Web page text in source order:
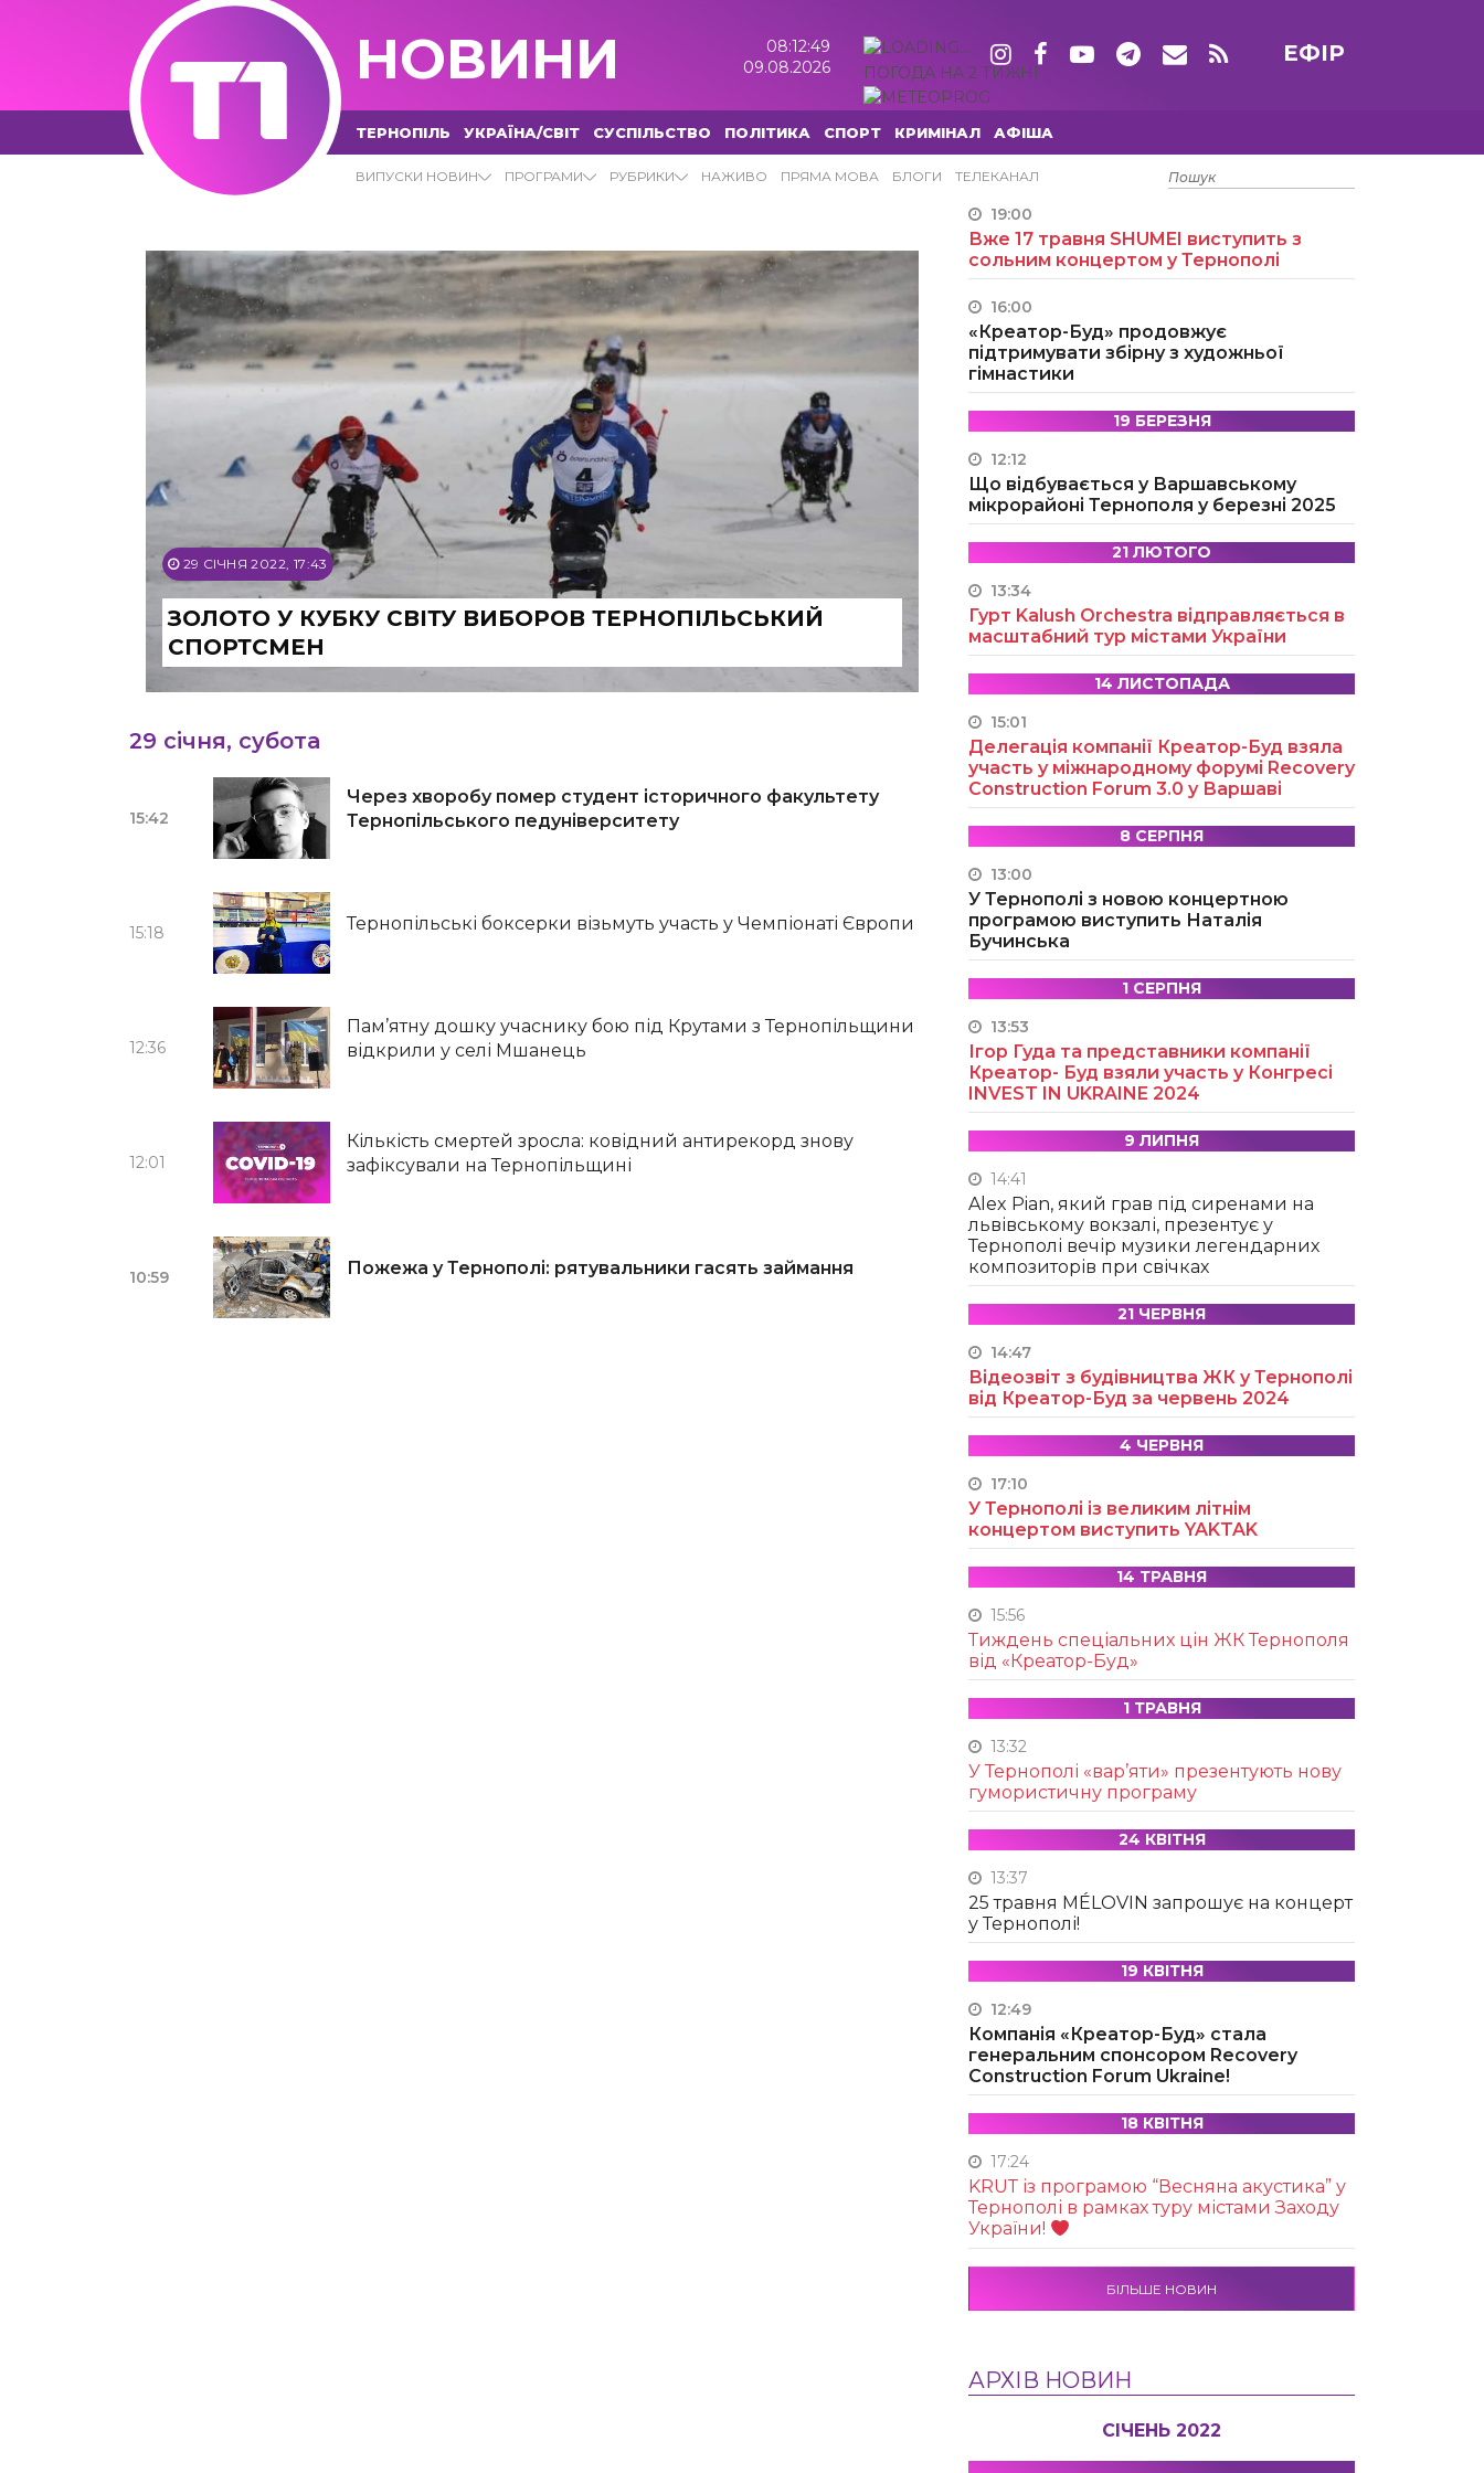
НОВИНИ
08:12:50
09.08.2026
ПОГОДА НА 2 ТИЖНІ
ЕФІР
ТЕРНОПІЛЬ УКРАЇНА/СВІТ СУСПІЛЬСТВО ПОЛІТИКА СПОРТ КРИМІНАЛ АФІША
ВИПУСКИ НОВИН ПРОГРАМИ РУБРИКИ НАЖИВО ПРЯМА МОВА БЛОГИ ТЕЛЕКАНАЛ
29.01.2022 - Т1 НОВИНИ
29 СІЧНЯ 2022, 17:43
ЗОЛОТО У КУБКУ СВІТУ ВИБОРОВ ТЕРНОПІЛЬСЬКИЙ
СПОРТСМЕН
29 січня, субота
15:42
Через хворобу помер студент історичного факультету
Тернопільського педуніверситету
15:18 Тернопільські боксерки візьмуть участь у Чемпіонаті Європи
12:36
Пам’ятну дошку учаснику бою під Крутами з Тернопільщини
відкрили у селі Мшанець
12:01
Кількість смертей зросла: ковідний антирекорд знову
зафіксували на Тернопільщині
10:59 Пожежа у Тернополі: рятувальники гасять займання
15 ТРАВНЯ
19:00
Вже 17 травня SHUMEI виступить з
сольним концертом у Тернополі
16:00
«Креатор-Буд» продовжує
підтримувати збірну з художньої
гімнастики
19 БЕРЕЗНЯ
12:12
Що відбувається у Варшавському
мікрорайоні Тернополя у березні 2025
21 ЛЮТОГО
13:34
Гурт Kalush Orchestra відправляється в
масштабний тур містами України
14 ЛИСТОПАДА
15:01
Делегація компанії Креатор-Буд взяла
участь у міжнародному форумі Recovery
Construction Forum 3.0 у Варшаві
8 СЕРПНЯ
13:00
У Тернополі з новою концертною
програмою виступить Наталія
Бучинська
1 СЕРПНЯ
13:53
Ігор Гуда та представники компанії
Креатор- Буд взяли участь у Конгресі
INVEST IN UKRAINE 2024
9 ЛИПНЯ
14:41
Alex Pian, який грав під сиренами на
львівському вокзалі, презентує у
Тернополі вечір музики легендарних
композиторів при свічках
21 ЧЕРВНЯ
14:47
Відеозвіт з будівництва ЖК у Тернополі
від Креатор-Буд за червень 2024
4 ЧЕРВНЯ
17:10
У Тернополі із великим літнім
концертом виступить YAKTAK
14 ТРАВНЯ
15:56
Тиждень спеціальних цін ЖК Тернополя
від «Креатор-Буд»
1 ТРАВНЯ
13:32
У Тернополі «вар’яти» презентують нову
гумористичну програму
24 КВІТНЯ
13:37
25 травня MÉLOVIN запрошує на концерт
у Тернополі!
19 КВІТНЯ
12:49
Компанія «Креатор-Буд» стала
генеральним спонсором Recovery
Construction Forum Ukraine!
18 КВІТНЯ
17:24
KRUТ із програмою “Весняна акустика” у
Тернополі в рамках туру містами Заходу
України!
БІЛЬШЕ НОВИН
АРХІВ НОВИН
СІЧЕНЬ 2022